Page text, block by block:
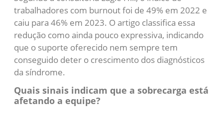
trabalhadores com burnout foi de 49% em 2022 e
caiu para 46% em 2023. O artigo classifica essa
redução como ainda pouco expressiva, indicando
que o suporte oferecido nem sempre tem
conseguido deter o crescimento dos diagnósticos
da síndrome.
Quais sinais indicam que a sobrecarga está
afetando a equipe?